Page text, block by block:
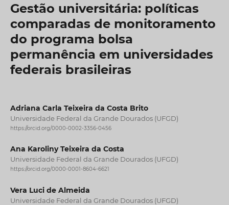
Gestão universitária: políticas
comparadas de monitoramento
do programa bolsa
permanência em universidades
federais brasileiras
Adriana Carla Teixeira da Costa Brito
Universidade Federal da Grande Dourados (UFGD)
https://orcid.org/0000-0002-3356-0456
Ana Karoliny Teixeira da Costa
Universidade Federal da Grande Dourados (UFGD)
https://orcid.org/0000-0001-8604-6621
Vera Luci de Almeida
Universidade Federal da Grande Dourados (UFGD)